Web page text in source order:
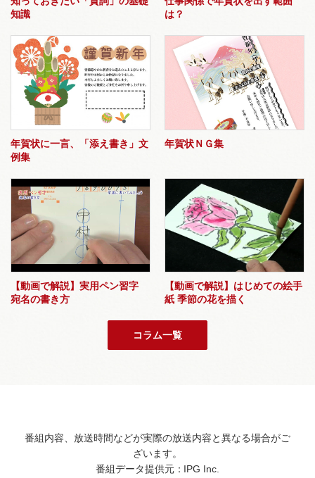
知識
は？
年賀状に一言、「添え書き」文
例集
年賀状ＮＧ集
【動画で解説】実用ペン習字
宛名の書き方
【動画で解説】はじめての絵手
紙 季節の花を描く
コラム一覧
番組内容、放送時間などが実際の放送内容と異なる場合がご
ざいます。
番組データ提供元：IPG Inc.